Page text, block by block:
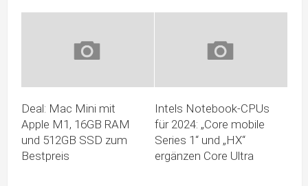
Deal: Mac Mini mit
Apple M1, 16GB RAM
und 512GB SSD zum
Bestpreis
Intels Notebook-CPUs
für 2024: „Core mobile
Series 1“ und „HX“
ergänzen Core Ultra